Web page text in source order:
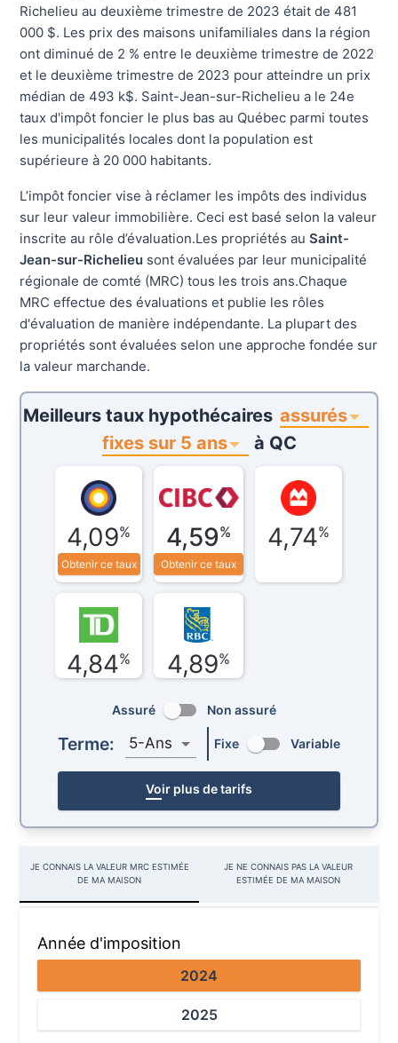
Richelieu au deuxième trimestre de 2023 était de 481
000 $. Les prix des maisons unifamiliales dans la région
ont diminué de 2 % entre le deuxième trimestre de 2022
et le deuxième trimestre de 2023 pour atteindre un prix
médian de 493 k$. Saint-Jean-sur-Richelieu a le 24e
taux d'impôt foncier le plus bas au Québec parmi toutes
les municipalités locales dont la population est
supérieure à 20 000 habitants.
L’impôt foncier vise à réclamer les impôts des individus
sur leur valeur immobilière. Ceci est basé selon la valeur
inscrite au rôle d’évaluation.Les propriétés auSaint-
Jean-sur-Richelieu sont évaluées par leur municipalité
régionale de comté (MRC) tous les trois ans.Chaque
MRC effectue des évaluations et publie les rôles
d'évaluation de manière indépendante. La plupart des
propriétés sont évaluées selon une approche fondée sur
la valeur marchande.
Meilleurs taux hypothécaires assurés
fixes sur 5 ans
à QC
4,09%
Obtenir ce taux
4,59%
Obtenir ce taux
4,74%
4,84% 4,89%
Assuré Non assuré
Terme: 5-Ans Fixe Variable
Voir plus de tarifs
JE CONNAIS LA VALEUR MRC ESTIMÉE
DE MA MAISON
JE NE CONNAIS PAS LA VALEUR
ESTIMÉE DE MA MAISON
Année d'imposition
2024
2025